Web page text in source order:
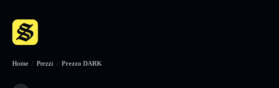
Home / Prezzi / Prezzo DARK